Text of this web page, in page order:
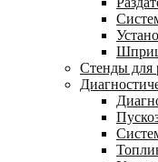
Стенды для